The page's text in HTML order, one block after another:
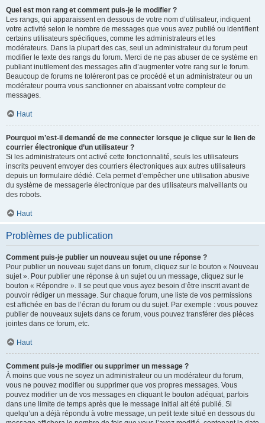
Quel est mon rang et comment puis-je le modifier ?
Les rangs, qui apparaissent en dessous de votre nom d’utilisateur, indiquent
votre activité selon le nombre de messages que vous avez publié ou identifient
certains utilisateurs spécifiques, comme les administrateurs et les
modérateurs. Dans la plupart des cas, seul un administrateur du forum peut
modifier le texte des rangs du forum. Merci de ne pas abuser de ce système en
publiant inutilement des messages afin d’augmenter votre rang sur le forum.
Beaucoup de forums ne toléreront pas ce procédé et un administrateur ou un
modérateur pourra vous sanctionner en abaissant votre compteur de
messages.
Haut
Pourquoi m’est-il demandé de me connecter lorsque je clique sur le lien de
courrier électronique d’un utilisateur ?
Si les administrateurs ont activé cette fonctionnalité, seuls les utilisateurs
inscrits peuvent envoyer des courriers électroniques aux autres utilisateurs
depuis un formulaire dédié. Cela permet d’empêcher une utilisation abusive
du système de messagerie électronique par des utilisateurs malveillants ou
des robots.
Haut
Problèmes de publication
Comment puis-je publier un nouveau sujet ou une réponse ?
Pour publier un nouveau sujet dans un forum, cliquez sur le bouton « Nouveau
sujet ». Pour publier une réponse à un sujet ou un message, cliquez sur le
bouton « Répondre ». Il se peut que vous ayez besoin d’être inscrit avant de
pouvoir rédiger un message. Sur chaque forum, une liste de vos permissions
est affichée en bas de l’écran du forum ou du sujet. Par exemple : vous pouvez
publier de nouveaux sujets dans ce forum, vous pouvez transférer des pièces
jointes dans ce forum, etc.
Haut
Comment puis-je modifier ou supprimer un message ?
À moins que vous ne soyez un administrateur ou un modérateur du forum,
vous ne pouvez modifier ou supprimer que vos propres messages. Vous
pouvez modifier un de vos messages en cliquant le bouton adéquat, parfois
dans une limite de temps après que le message initial ait été publié. Si
quelqu’un a déjà répondu à votre message, un petit texte situé en dessous du